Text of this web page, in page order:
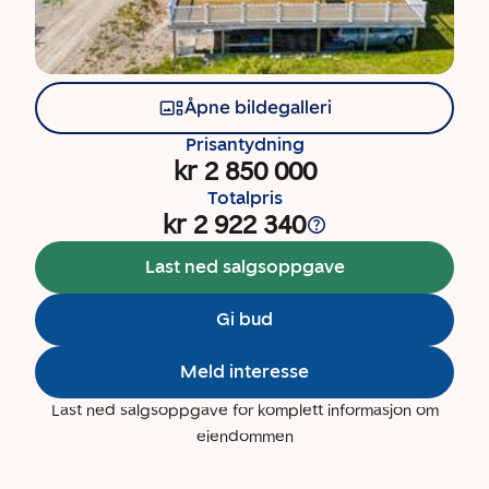
Åpne bildegalleri
Prisantydning
kr 2 850 000
Totalpris
kr 2 922 340
Last ned salgsoppgave
Gi bud
Meld interesse
Last ned salgsoppgave for komplett informasjon om
eiendommen